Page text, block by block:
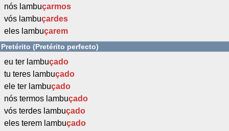
nós lambuçarmos
vós lambuçardes
eles lambuçarem
Pretérito (Pretérito perfecto)
eu ter lambuçado
tu teres lambuçado
ele ter lambuçado
nós termos lambuçado
vós terdes lambuçado
eles terem lambuçado